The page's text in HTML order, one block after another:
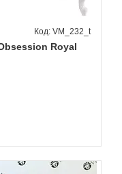
Royal
VM_232_t